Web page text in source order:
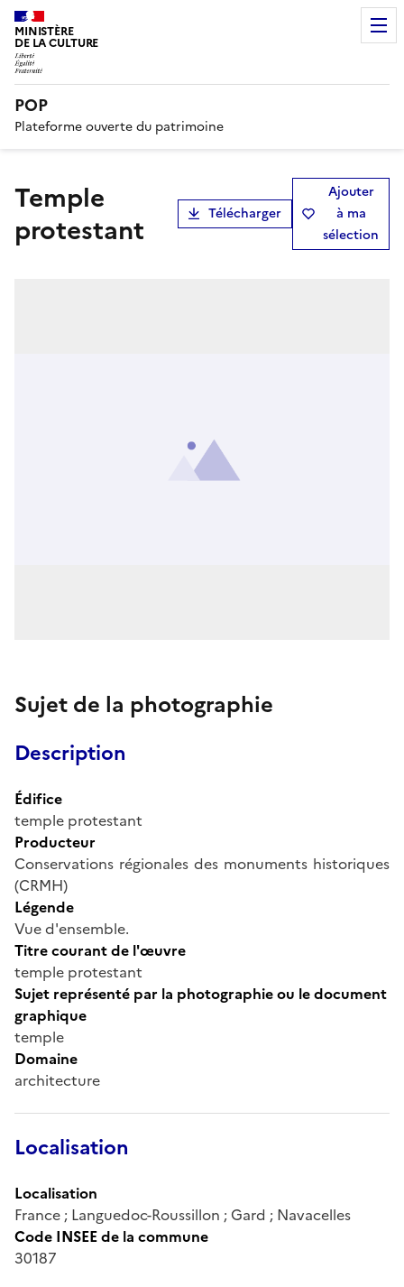
MINISTÈRE
DE LA CULTURE
POP
Plateforme ouverte du patrimoine
temple
protestant
Télécharger
Ajouter
à ma
sélection
Sujet de la photographie
Description
Édifice
temple protestant
Producteur
Conservations régionales des monuments historiques
(CRMH)
Légende
Vue d'ensemble.
Titre courant de l'œuvre
temple protestant
Sujet représenté par la photographie ou le document
graphique
temple
Domaine
architecture
Localisation
Localisation
France ; Languedoc-Roussillon ; Gard ; Navacelles
Code INSEE de la commune
30187